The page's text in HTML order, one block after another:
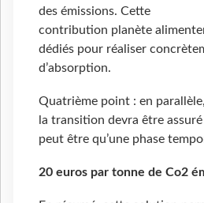
des émissions. Cette
contribution planète
dédiés pour réaliser
d’absorption.
Quatrième point : en
la transition devra être
peut être qu’une phase
20 euros par tonne de Co2